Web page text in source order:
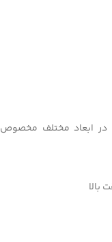
ابعاد مختلف مخصوص